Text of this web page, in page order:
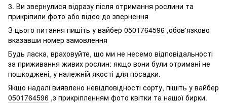
3. Ви звернулися відразу після отримання рослини та
прикріпили фото або відео до звернення
З цього питання пишіть у вайбер 0501764596 ,обов'язково
вказавши номер замовлення
Будь ласка, враховуйте, що ми не несемо відповідальності
за приживання живих рослин: якщо вони були отримані не
пошкоджені, у належній якості для посадки.
Якщо надалі виявлено невідповідності сорту, пішіть у вайбер
0501764596 ,з прикріпленням фото квітки та нашої бирки.